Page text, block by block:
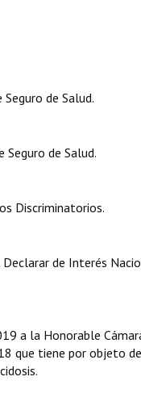
de Salud.
Seguro de Salud.
Discriminatorios.
de Interés
a la Honorable
que tiene por objeto